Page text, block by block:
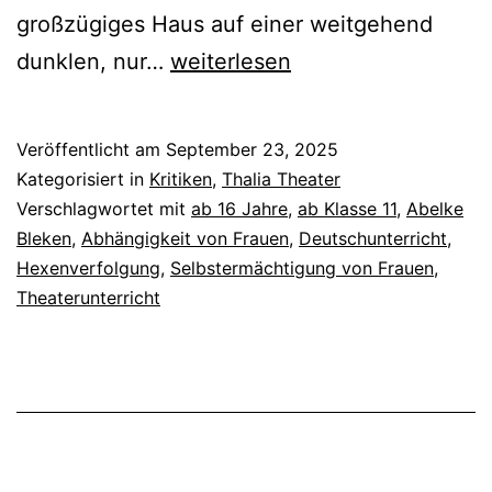
großzügiges Haus auf einer weitgehend
dunklen, nur… Marschlande
weiterlesen
Veröffentlicht am September 23, 2025
Kategorisiert in Kritiken, Thalia Theater
Verschlagwortet mit ab 16 Jahre, ab Klasse 11, Abelke
Bleken, Abhängigkeit von Frauen, Deutschunterricht,
Hexenverfolgung, Selbstermächtigung von Frauen,
Theaterunterricht